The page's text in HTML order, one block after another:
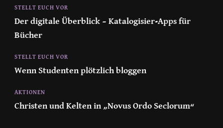
STELLT EUCH VOR
Der digitale Überblick – Katalogisier-Apps für
Bücher
STELLT EUCH VOR
Wenn Studenten plötzlich bloggen
AKTIONEN
Christen und Kelten in „Novus Ordo Seclorum“